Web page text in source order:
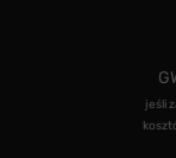
jeśli